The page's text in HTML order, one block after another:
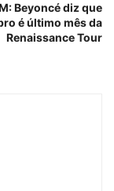
Beyoncé diz que
é último mês da
Renaissance Tour